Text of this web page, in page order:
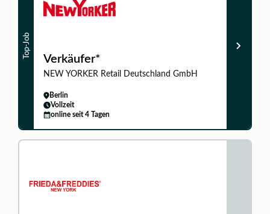
Top-Job
Verkäufer*
NEW YORKER Retail Deutschland GmbH
Berlin
Vollzeit
online seit 4 Tagen